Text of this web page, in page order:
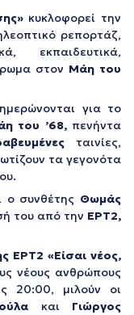
κυκλοφορεί την
ρεπορτάζ,
εκπαιδευτικά,
στον Μάη του
για το
του ’68, πενήντα
ταινίες,
τα γεγονότα
ο συνθέτης Θωμάς
του από την ΕΡΤ2,
ΕΡΤ2 «Είσαι νέος,
νέους ανθρώπους
20:00, μιλούν οι
και Γιώργος